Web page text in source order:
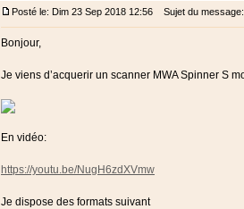
Posté le: Dim 23 Sep 2018 12:56 Sujet du
Bonjour,
Je viens d’acquerir un scanner MWA Spinner S
En vidéo:
https://youtu.be/NugH6zdXVmw
Je dispose des formats suivant